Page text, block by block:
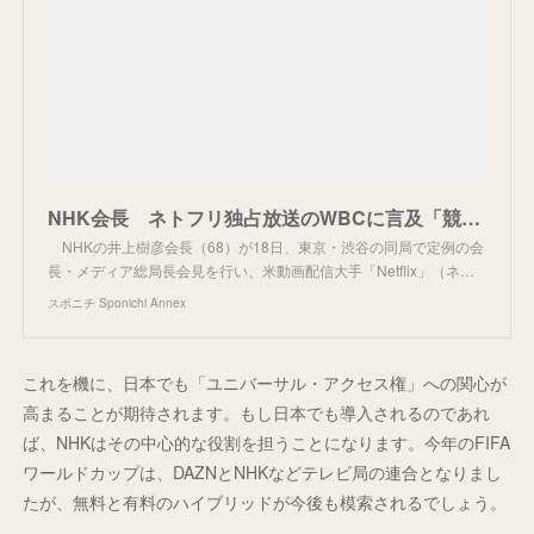
NHK会長 ネトフリ独占放送のWBCに言及「競争だけではなく、連携も含めた新たな提供の形を」 - スポニチ Sponichi Annex 芸能
NHKの井上樹彦会長（68）が18日、東京・渋谷の同局で定例の会
長・メディア総局長会見を行い、米動画配信大手「Netflix」（ネ…
スポニチ Sponichi Annex
これを機に、日本でも「ユニバーサル・アクセス権」への関心が
高まることが期待されます。もし日本でも導入されるのであれ
ば、NHKはその中心的な役割を担うことになります。今年のFIFA
ワールドカップは、DAZNとNHKなどテレビ局の連合となりまし
たが、無料と有料のハイブリッドが今後も模索されるでしょう。